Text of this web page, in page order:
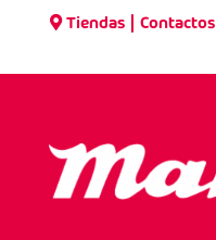
Tiendas |Contactos